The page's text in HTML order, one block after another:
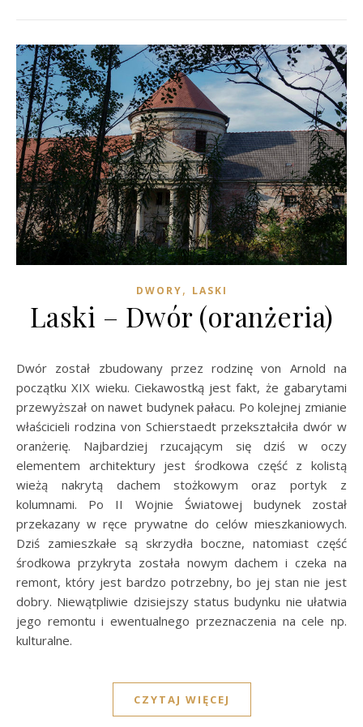
DWORY, LASKI
Laski – Dwór (oranżeria)
Dwór został zbudowany przez rodzinę von Arnold na
początku XIX wieku. Ciekawostką jest fakt, że gabarytami
przewyższał on nawet budynek pałacu. Po kolejnej zmianie
właścicieli rodzina von Schierstaedt przekształciła dwór w
oranżerię. Najbardziej rzucającym się dziś w oczy
elementem architektury jest środkowa część z kolistą
wieżą nakrytą dachem stożkowym oraz portyk z
kolumnami. Po II Wojnie Światowej budynek został
przekazany w ręce prywatne do celów mieszkaniowych.
Dziś zamieszkałe są skrzydła boczne, natomiast część
środkowa przykryta została nowym dachem i czeka na
remont, który jest bardzo potrzebny, bo jej stan nie jest
dobry. Niewątpliwie dzisiejszy status budynku nie ułatwia
jego remontu i ewentualnego przeznaczenia na cele np.
kulturalne.
CZYTAJ WIĘCEJ